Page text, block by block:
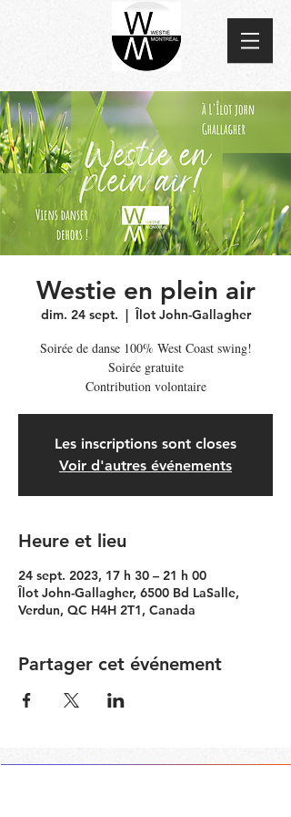
Westie en plein air
dim. 24 sept.
  |
Îlot John-Gallagher
Soirée de danse 100% West Coast swing!
Soirée gratuite
Contribution volontaire
Les inscriptions sont closes
Voir d'autres événements
Heure et lieu
24 sept. 2023, 17 h 30 – 21 h 00
Îlot John-Gallagher, 6500 Bd LaSalle,
Verdun, QC H4H 2T1, Canada
Partager cet événement